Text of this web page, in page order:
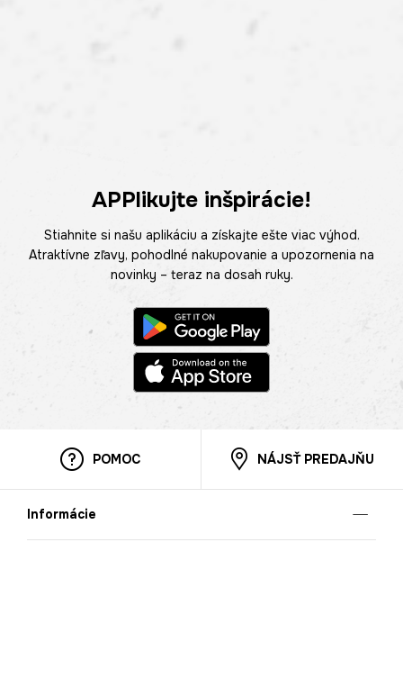
APPlikujte inšpirácie!
Stiahnite si našu aplikáciu a získajte ešte viac výhod.
Atraktívne zľavy, pohodlné nakupovanie a upozornenia na
novinky – teraz na dosah ruky.
POMOC NÁJSŤ PREDAJŇU
Informácie